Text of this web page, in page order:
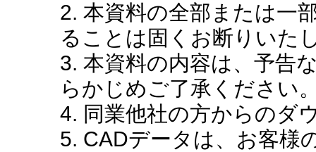
2. 本資料の全部または一
ることは固くお断りいた
3. 本資料の内容は、予告
らかじめご了承ください
4. 同業他社の方からのダ
5. CADデータは、お客様